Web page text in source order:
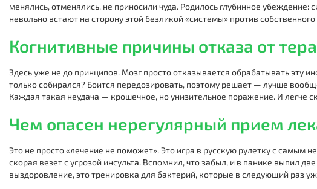
менялись, отменялись, не приносили чуда. Родилось глубинное
невольно встают на сторону этой безликой «системы» против
Когнитивные причины отказа от
Здесь уже не до принципов. Мозг просто отказывается обрабатывать
только собирался? Боится передозировать, поэтому решает — лучше
Каждая такая неудача — крошечное, но унизительное поражение. И легче
Чем опасен нерегулярный прием
Это не просто «лечение не поможет». Это игра в русскую рулетку с самым
скорая везет с угрозой инсульта. Вспомнил, что забыл, и в панике выпил
выздоровление, это тренировка для бактерий, которые в следующий раз